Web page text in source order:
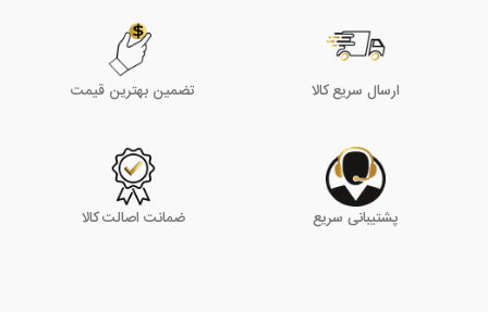
ارسال سریع کالا تضمین بهترین قیمت
پشتیبانی سریع ضمانت اصالت کالا